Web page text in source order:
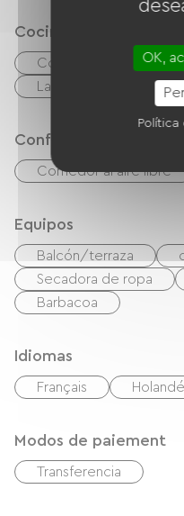
Cocina
Cocina
Las cuatro
Confort
Comedor al aire libre
Equipos
Balcón/terraza
Secadora de ropa
Barbacoa
Idiomas
Français
Modos de paiement
Transferencia
OK,